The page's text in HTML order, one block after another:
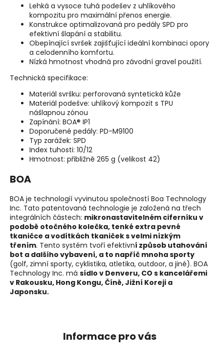
Lehká a vysoce tuhá podešev z uhlíkového
kompozitu pro maximální přenos energie.
Konstrukce optimalizovaná pro pedály SPD pro
efektivní šlapání a stabilitu.
Obepínající svršek zajišťující ideální kombinaci opory
a celodenního komfortu.
Nízká hmotnost vhodná pro závodní gravel použití.
Technická specifikace:
Materiál svršku: perforovaná syntetická kůže
Materiál podešve: uhlíkový kompozit s TPU
nášlapnou zónou
Zapínání: BOA® IP1
Doporučené pedály: PD-M9100
Typ zarážek: SPD
Index tuhosti: 10/12
Hmotnost: přibližně 265 g (velikost 42)
BOA
BOA je technologií vyvinutou společností Boa Technology
Inc. Tato patentovaná technologie je založená na třech
integrálních částech: mikronastavitelném ciferníku v
podobě otočného kolečka, tenké extra pevné
tkaničce a vodítkách tkaniček s velmi nízkým
třením. Tento systém tvoří efektivní způsob utahování
bot a dalšího vybavení, a to napříč mnoha sporty
(golf, zimní sporty, cyklistika, atletika, outdoor, a jiné). BOA
Technology Inc. má sídlo v Denveru, CO s kancelářemi
v Rakousku, Hong Kongu, Číně, Jižní Koreji a
Japonsku.
Informace pro vás